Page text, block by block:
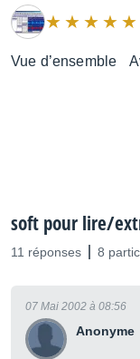
Vue d’ensemble
soft pour lire/
11 réponses 8
Anonyme
07 Mai 2002 à 08:56